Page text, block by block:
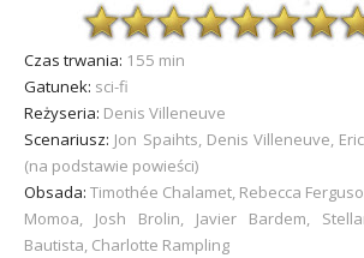
Czas trwania: 155 min
Gatunek: sci-fi
Reżyseria: Denis Villeneuve
Scenariusz: Jon Spaihts, Denis Villeneuve,
(na podstawie powieści)
Obsada: Timothée Chalamet, Rebecca
Momoa, Josh Brolin, Javier Bardem,
Bautista, Charlotte Rampling